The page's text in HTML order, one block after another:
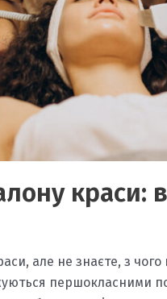
краси:
але не знаєте, з
першокласними